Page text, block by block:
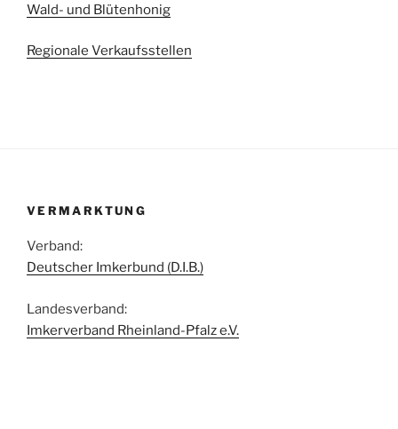
Wald- und Blütenhonig
Regionale Verkaufsstellen
VERMARKTUNG
Verband:
Deutscher Imkerbund (D.I.B.)
Landesverband:
Imkerverband Rheinland-Pfalz e.V.